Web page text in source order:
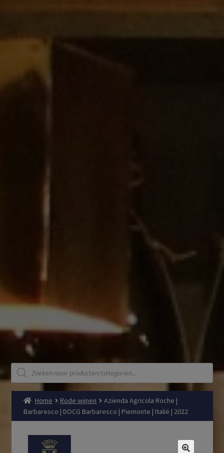
Producten
zoeken
Home Rode wijnen
Azienda Agricola Roche |
Barbaresco | DOCG Barbaresco | Piemonte | Italië | 2022